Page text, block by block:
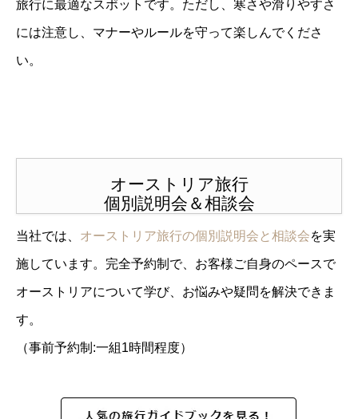
旅行に最適なスポットです。ただし、寒さや滑りやすさ
には注意し、マナーやルールを守って楽しんでくださ
い。
オーストリア旅行
個別説明会＆相談会
当社では、 オーストリア旅行の個別説明会と相談会を実
施しています。完全予約制で、 お客様ご自身のペースで
オーストリアについて学び、 お悩みや疑問を解決できま
す。
（事前予約制:一組1時間程度）